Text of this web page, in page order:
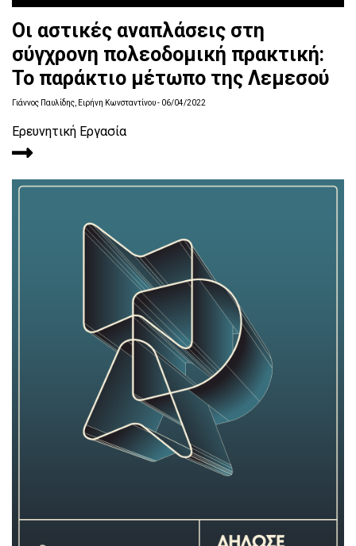
Οι αστικές αναπλάσεις στη
σύγχρονη πολεοδομική πρακτική:
Το παράκτιο μέτωπο της Λεμεσού
Γιάννος Παυλίδης, Ειρήνη Κωνσταντίνου- 06/04/2022
Ερευνητική Εργασία